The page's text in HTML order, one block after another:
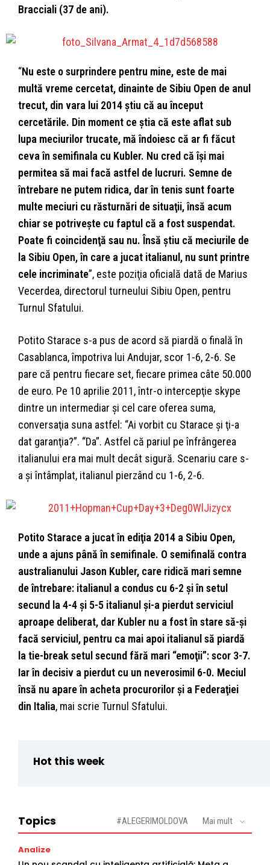
Bracciali (37 de ani).
“Nu este o surprindere pentru mine, este de mai
multă vreme cercetat, dinainte de Sibiu Open de anul
trecut, din vara lui 2014 știu că au început
cercetările. Din moment ce știa că este aflat sub
lupa meciurilor trucate, mă îndoiesc că ar fi făcut
ceva în semifinala cu Kubler. Nu cred că își mai
permitea să mai facă astfel de lucruri. Semne de
întrebare ne putem ridica, dar în tenis sunt foarte
multe meciuri cu răsturnări de situaţii, însă acum
chiar se potrivește cu faptul că a fost suspendat.
Poate fi coincidenţă sau nu. Însă știu că meciurile de
la Sibiu Open, în care a jucat italianul, nu sunt printre
cele incriminate”, este poziţia oficială dată de Marius
Vecerdea, directorul turneului Sibiu Open, pentru
Turnul Sfatului.
Potito Starace s-a pus de acord să piardă o finală în
Casablanca, împotriva lui Andujar, scor 1-6, 2-6. Se
pare că pentru fiecare set, fiecare primea câte 50.000
de euro. Pe 10 aprilie 2011, într-o intercepţie skype
dintre un intermediar și cel care oferea suma,
conversaţia suna astfel: “Ai vorbit cu Starace și ţi-a
dat garanţia?”. “Da”. Astfel că pariul pe înfrângerea
italianului era mai mult decât sigură. Scenariu care s-
a și întâmplat, italianul pierzând cu 1-6, 2-6.
Potito Starace a jucat în ediţia 2014 a Sibiu Open,
unde a ajuns până în semifinale. O semifinală contra
australianului Jason Kubler, care ridică mari semne
de întrebare: italianul a condus cu 6-2 și în setul
secund la 4-4 și 5-5 italianul și-a pierdut serviciul
aproape deliberat, dar Kubler nu a fost în stare să-și
facă serviciul, pentru ca mai apoi italianul să piardă
la tie-break setul secund fără mari “emoţii”: scor 3-7.
Iar în decisiv a pierdut cu un neverosimil 6-0. Meciul
însă nu apare în acheta procurorilor și a Federaţiei
din Italia, mai scrie Turnul Sfatului.
Hot this week
Topics #ALEGERIMOLDOVA Mai mult
Analize